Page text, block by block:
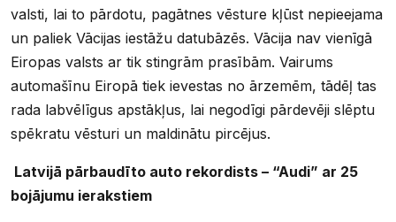
valsti, lai to pārdotu, pagātnes vēsture kļūst nepieejama
un paliek Vācijas iestāžu datubāzēs. Vācija nav vienīgā
Eiropas valsts ar tik stingrām prasībām. Vairums
automašīnu Eiropā tiek ievestas no ārzemēm, tādēļ tas
rada labvēlīgus apstākļus, lai negodīgi pārdevēji slēptu
spēkratu vēsturi un maldinātu pircējus.
Latvijā pārbaudīto auto rekordists – “Audi” ar 25
bojājumu ierakstiem